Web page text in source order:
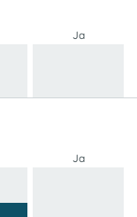
Ja
Ja